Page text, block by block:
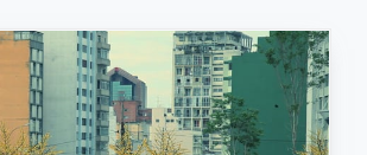
SERVIÇO